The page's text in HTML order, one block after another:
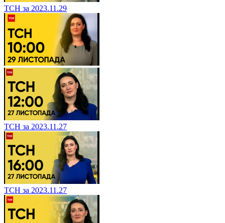
ТСН за 2023.11.29
ТСН за 2023.11.27
ТСН за 2023.11.27